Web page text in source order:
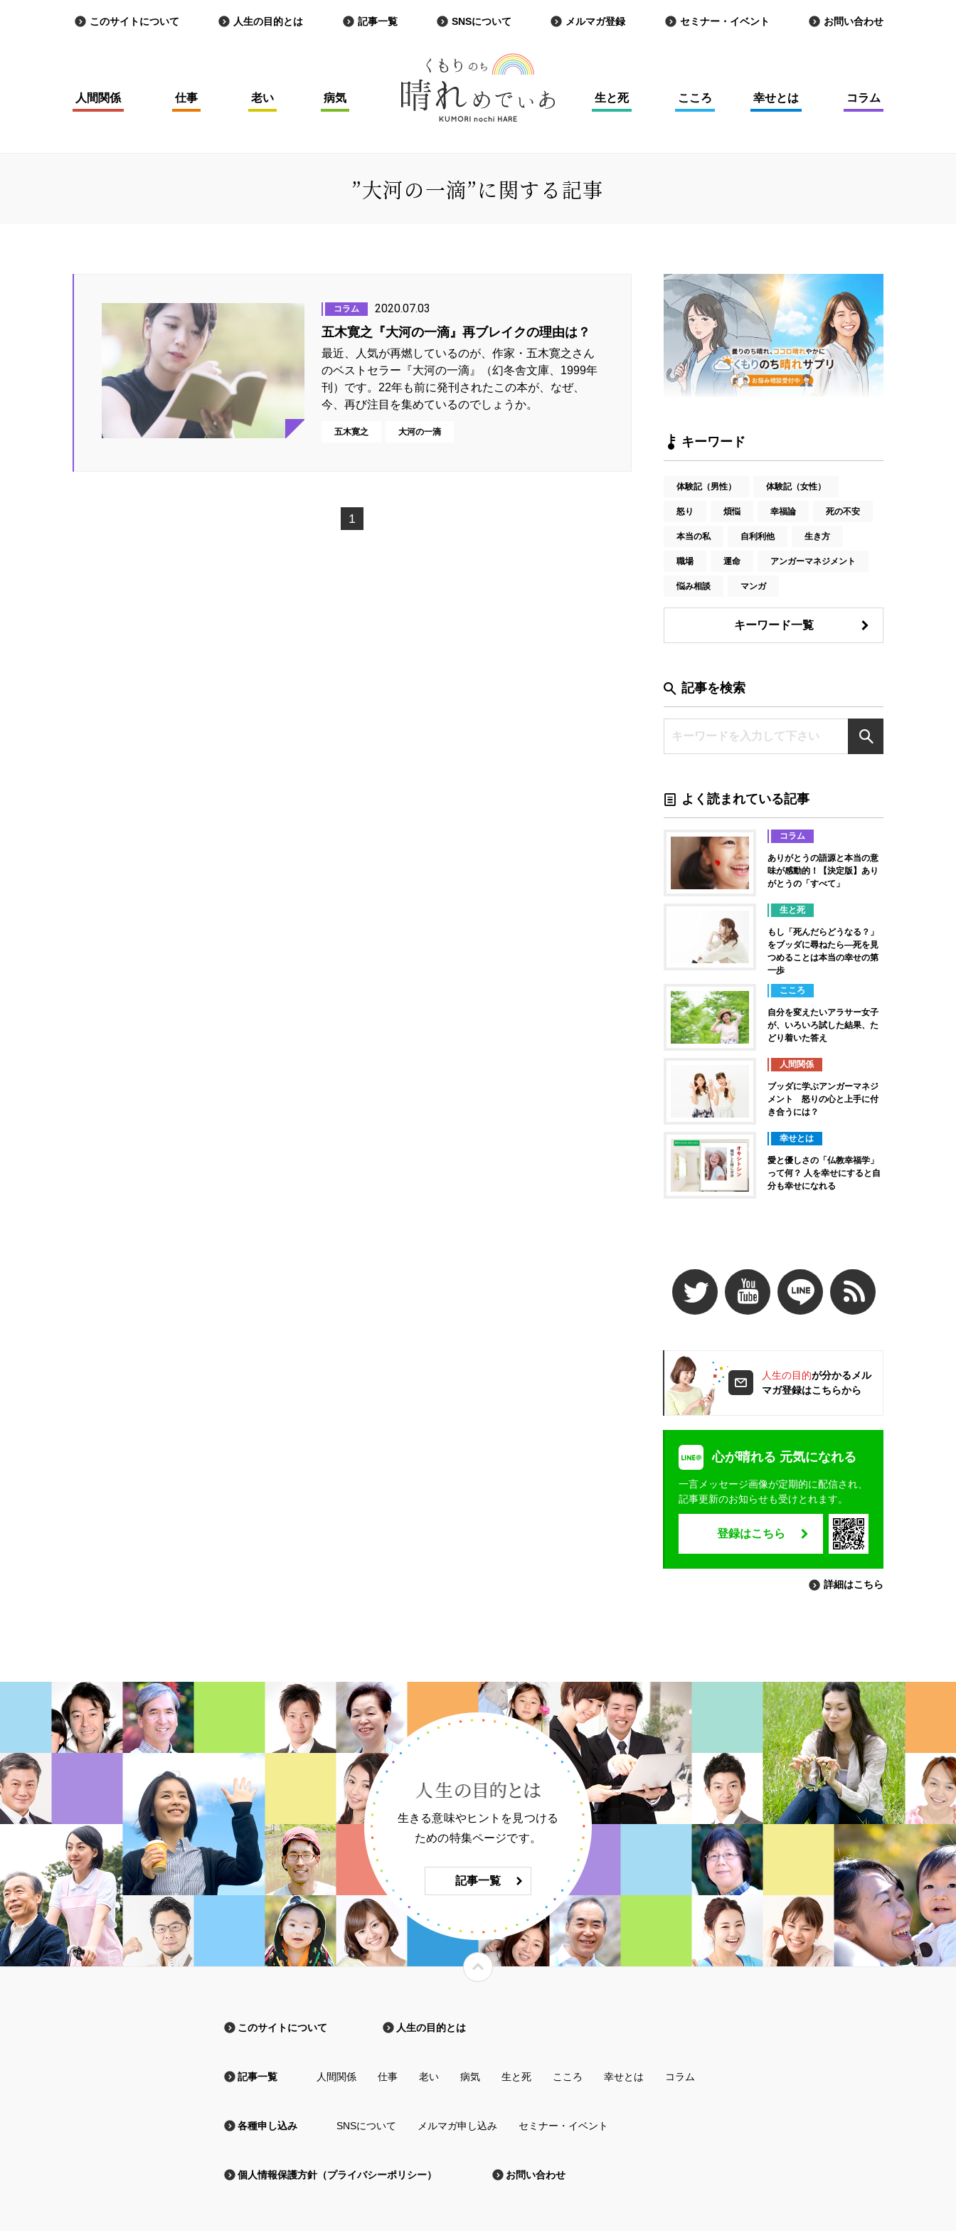
このサイトについて 人生の目的とは 記事一覧 SNSについて メルマガ登録 セミナー・イベント お問い合わせ
人間関係 仕事 老い 病気 生と死 こころ 幸せとは コラム
”大河の一滴”に関する記事
コラム 2020.07.03
五木寛之『大河の一滴』再ブレイクの理由は？
最近、人気が再燃しているのが、作家・五木寛之さん
のベストセラー『大河の一滴』（幻冬舎文庫、1999年
刊）です。22年も前に発刊されたこの本が、なぜ、
今、再び注目を集めているのでしょうか。
五木寛之 大河の一滴
1
キーワード
体験記（男性） 体験記（女性）
怒り 煩悩 幸福論 死の不安
本当の私 自利利他 生き方
職場 運命 アンガーマネジメント
悩み相談 マンガ
キーワード一覧
記事を検索
よく読まれている記事
コラム
ありがとうの語源と本当の意
味が感動的！【決定版】あり
がとうの「すべて」
生と死
もし「死んだらどうなる？」
をブッダに尋ねたら―死を見
つめることは本当の幸せの第
一歩
こころ
自分を変えたいアラサー女子
が、いろいろ試した結果、た
どり着いた答え
人間関係
ブッダに学ぶアンガーマネジ
メント 怒りの心と上手に付
き合うには？
幸せとは
愛と優しさの「仏教幸福学」
って何？ 人を幸せにすると自
分も幸せになれる
人生の目的が分かるメル
マガ登録はこちらから
心が晴れる 元気になれる
一言メッセージ画像が定期的に配信され、
記事更新のお知らせも受けとれます。
登録はこちら
詳細はこちら
生きる意味やヒントを見つける
ための特集ページです。
記事一覧
このサイトについて 人生の目的とは
記事一覧 人間関係 仕事 老い 病気 生と死 こころ 幸せとは コラム
各種申し込み SNSについて メルマガ申し込み セミナー・イベント
個人情報保護方針（プライバシーポリシー） お問い合わせ